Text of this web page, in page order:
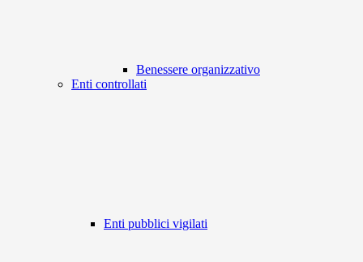
Benessere organizzativo
Enti controllati
Enti pubblici vigilati